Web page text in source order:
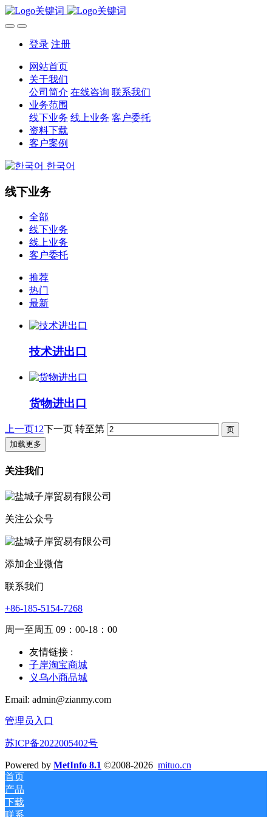
登录 注册
网站首页
关于我们
公司简介 在线咨询 联系我们
业务范围
线下业务 线上业务 客户委托
资料下载
客户案例
한국어
线下业务
全部
线下业务
线上业务
客户委托
推荐
热门
最新
技术进出口
货物进出口
上一页1 2下一页 转至第
加载更多
关注我们
关注公众号
添加企业微信
联系我们
+86-185-5154-7268
周一至周五 09：00-18：00
友情链接 :
子岸淘宝商城
义乌小商品城
Email: admin@zianmy.com
管理员入口
苏ICP备2022005402号
Powered by MetInfo 8.1 ©2008-2026 mituo.cn
首页
产品
下载
联系